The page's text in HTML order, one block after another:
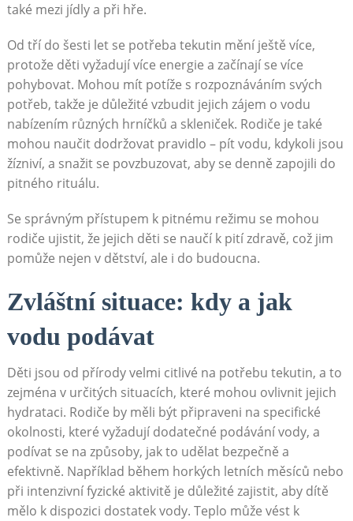
také mezi jídly a při hře.
Od tří do šesti let se potřeba tekutin mění ještě více,
protože děti vyžadují více energie a začínají se více
pohybovat. Mohou mít potíže s rozpoznáváním svých
potřeb, takže je důležité vzbudit jejich zájem o vodu
nabízením různých hrníčků a skleniček. Rodiče je také
mohou naučit dodržovat pravidlo – pít vodu, kdykoli jsou
žízniví, a snažit se povzbuzovat, aby se denně zapojili do
pitného rituálu.
Se správným přístupem k pitnému režimu se mohou
rodiče ujistit, že jejich děti se naučí k pití zdravě, což jim
pomůže nejen v dětství, ale i do budoucna.
Zvláštní situace: kdy a jak
vodu podávat
Děti jsou od přírody velmi citlivé na potřebu tekutin, a to
zejména v určitých situacích, které mohou ovlivnit jejich
hydrataci. Rodiče by měli být připraveni na specifické
okolnosti, které vyžadují dodatečné podávání vody, a
podívat se na způsoby, jak to udělat bezpečně a
efektivně. Například během horkých letních měsíců nebo
při intenzivní fyzické aktivitě je důležité zajistit, aby dítě
mělo k dispozici dostatek vody. Teplo může vést k